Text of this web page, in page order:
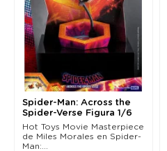
Spider-Man: Across the
Spider-Verse Figura 1/6
Miles Morales...
Hot Toys Movie Masterpiece
de Miles Morales en Spider-
Man:...